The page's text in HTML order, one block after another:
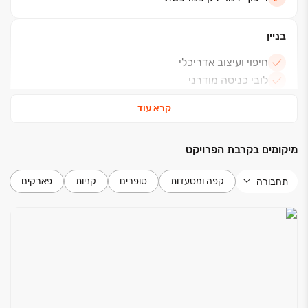
בניין
חיפוי ועיצוב אדריכלי
לובי כניסה מודרני
חדרי רחצה / כלים סניטריים
קרא עוד
מיקומים בקרבת הפרויקט
תחבורה קפה ומסעדות סופרים קניות פארקים